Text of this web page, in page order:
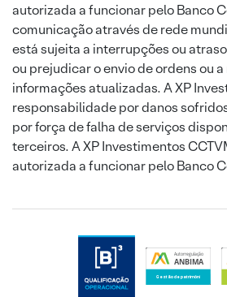
autorizada a funcionar pelo Banco
comunicação através de rede
está sujeita a interrupções ou
ou prejudicar o envio de ordens ou
informações atualizadas. A XP
responsabilidade por danos
por força de falha de serviços
terceiros. A XP Investimentos
autorizada a funcionar pelo Banco